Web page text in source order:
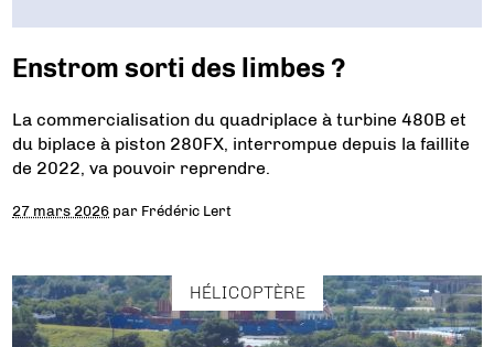
Enstrom sorti des limbes ?
La commercialisation du quadriplace à turbine 480B et
du biplace à piston 280FX, interrompue depuis la faillite
de 2022, va pouvoir reprendre.
27 mars 2026 par Frédéric Lert
HÉLICOPTÈRE